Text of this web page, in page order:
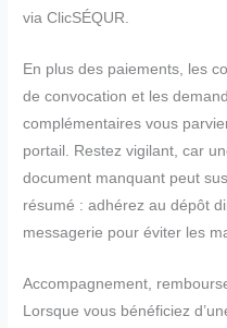
via ClicSÉQUR.
En plus des paiements, les
de convocation et les
complémentaires vous
portail. Restez vigilant, car
document manquant peut
résumé : adhérez au dépôt
messagerie pour éviter les
Accompagnement,
Lorsque vous bénéficiez